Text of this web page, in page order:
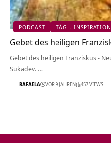
PODCAST TÄGL. INSPIRATION
Gebet des heiligen
Gebet des heiligen Franziskus -
Sukadev. …
RAFAELA VOR 9 JAHREN 457 VIEWS